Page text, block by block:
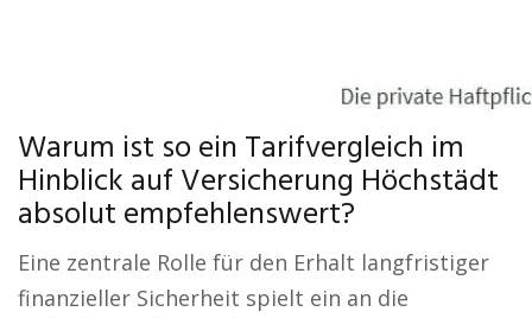
Warum ist so ein Tarifvergleich im
Hinblick auf Versicherung Höchstädt
absolut empfehlenswert?
Eine zentrale Rolle für den Erhalt langfristiger
finanzieller Sicherheit spielt ein an die